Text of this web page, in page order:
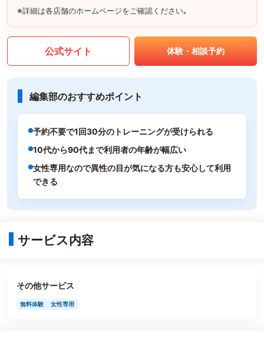
※詳細は各店舗のホームページをご確認ください｡
公式サイト 体験・相談予約
編集部のおすすめポイント
予約不要で1回30分のトレーニングが受けられる
10代から90代まで利用者の年齢が幅広い
女性専用なので異性の目が気になる方も安心して利用
できる
サービス内容
その他サービス
無料体験 女性専用